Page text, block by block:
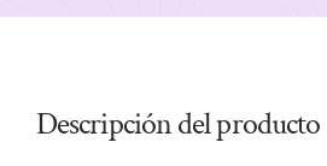
Descripción del producto